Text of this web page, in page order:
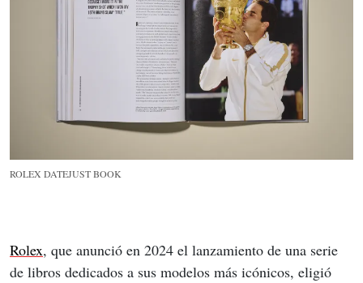
ROLEX DATEJUST BOOK
Rolex, que anunció en 2024 el lanzamiento de una serie
de libros dedicados a sus modelos más icónicos, eligió